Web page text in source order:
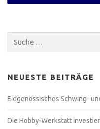
nach:
NEUESTE BEITRÄGE
Eidgenössisches Schwing-
Die Hobby-Werkstatt